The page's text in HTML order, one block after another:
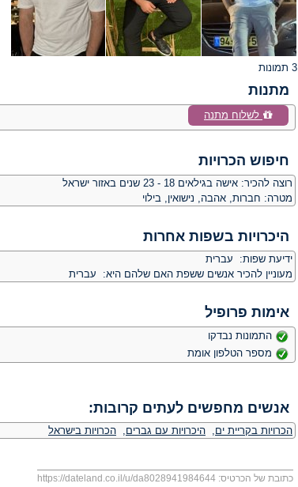
3 תמונות
מתנות
לשלוח מתנה
חיפוש הכרויות
רוצה להכיר: אישה בגילאים 18 - 23 שנים באזור ישראל
מטרה: חברות, אהבה, נישואין, בילוי
היכרויות בשפות אחרות
ידיעת שפות: עברית
מעוניין להכיר אנשים ששפת האם שלהם היא: עברית
אימות פרופיל
התמונות נבדקו
מספר הטלפון אומת
אנשים מחפשים לעתים קרובות:
הכרויות בקריית ים, היכרויות עם גברים, הכרויות בישראל
כתובת של הכרטיס: https://dateland.co.il/u/da8028941984644